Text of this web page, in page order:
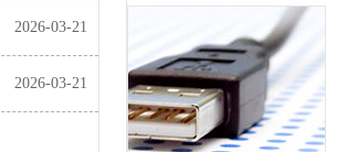
2026-03-21
2026-03-21